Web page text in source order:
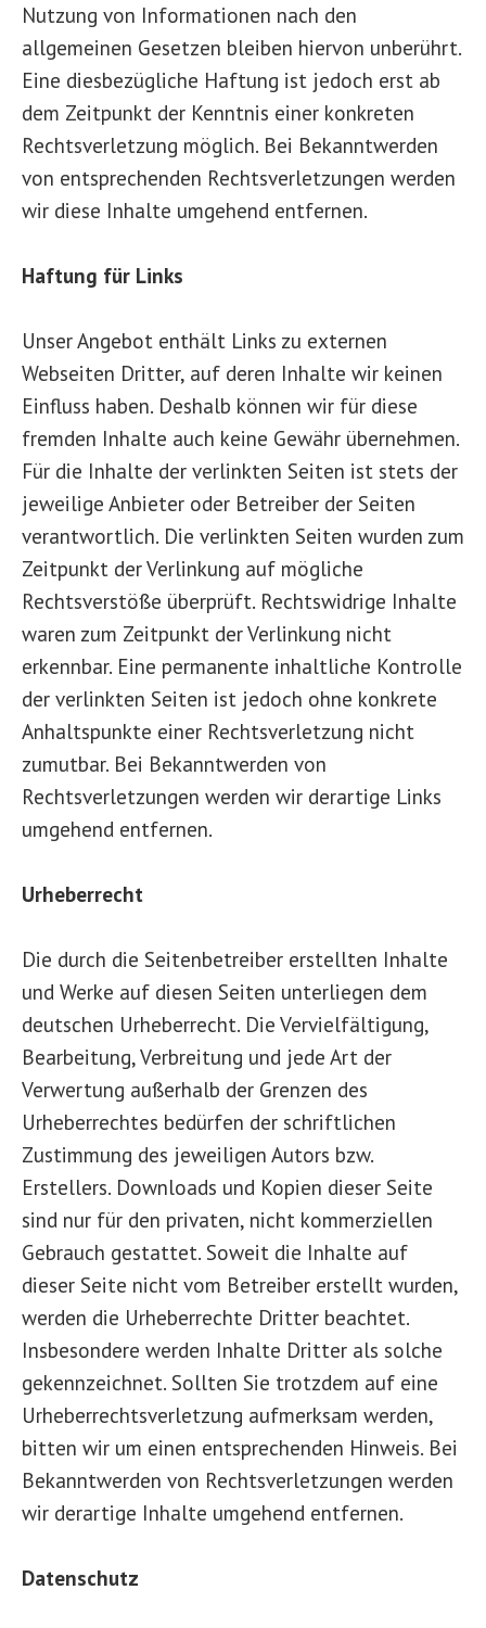
Nutzung von Informationen nach den
allgemeinen Gesetzen bleiben hiervon unberührt.
Eine diesbezügliche Haftung ist jedoch erst ab
dem Zeitpunkt der Kenntnis einer konkreten
Rechtsverletzung möglich. Bei Bekanntwerden
von entsprechenden Rechtsverletzungen werden
wir diese Inhalte umgehend entfernen.
Haftung für Links
Unser Angebot enthält Links zu externen
Webseiten Dritter, auf deren Inhalte wir keinen
Einfluss haben. Deshalb können wir für diese
fremden Inhalte auch keine Gewähr übernehmen.
Für die Inhalte der verlinkten Seiten ist stets der
jeweilige Anbieter oder Betreiber der Seiten
verantwortlich. Die verlinkten Seiten wurden zum
Zeitpunkt der Verlinkung auf mögliche
Rechtsverstöße überprüft. Rechtswidrige Inhalte
waren zum Zeitpunkt der Verlinkung nicht
erkennbar. Eine permanente inhaltliche Kontrolle
der verlinkten Seiten ist jedoch ohne konkrete
Anhaltspunkte einer Rechtsverletzung nicht
zumutbar. Bei Bekanntwerden von
Rechtsverletzungen werden wir derartige Links
umgehend entfernen.
Urheberrecht
Die durch die Seitenbetreiber erstellten Inhalte
und Werke auf diesen Seiten unterliegen dem
deutschen Urheberrecht. Die Vervielfältigung,
Bearbeitung, Verbreitung und jede Art der
Verwertung außerhalb der Grenzen des
Urheberrechtes bedürfen der schriftlichen
Zustimmung des jeweiligen Autors bzw.
Erstellers. Downloads und Kopien dieser Seite
sind nur für den privaten, nicht kommerziellen
Gebrauch gestattet. Soweit die Inhalte auf
dieser Seite nicht vom Betreiber erstellt wurden,
werden die Urheberrechte Dritter beachtet.
Insbesondere werden Inhalte Dritter als solche
gekennzeichnet. Sollten Sie trotzdem auf eine
Urheberrechtsverletzung aufmerksam werden,
bitten wir um einen entsprechenden Hinweis. Bei
Bekanntwerden von Rechtsverletzungen werden
wir derartige Inhalte umgehend entfernen.
Datenschutz